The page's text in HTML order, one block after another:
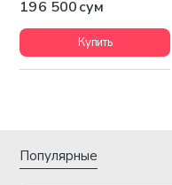
196 500 сум
Купить
Популярные